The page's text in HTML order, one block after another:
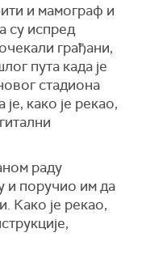
и мамограф и
су испред
грађани,
пута када је
стадиона
како је рекао,
раду
и поручио им да
Како је рекао,